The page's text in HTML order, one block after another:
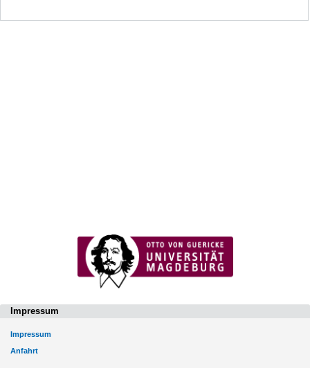
Impressum
Impressum
Anfahrt